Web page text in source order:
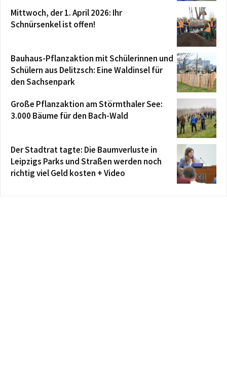
Mittwoch, der 1. April 2026: Ihr
Schnürsenkel ist offen!
Bauhaus-Pflanzaktion mit Schülerinnen und
Schülern aus Delitzsch: Eine Waldinsel für
den Sachsenpark
Große Pflanzaktion am Störmthaler See:
3.000 Bäume für den Bach-Wald
Der Stadtrat tagte: Die Baumverluste in
Leipzigs Parks und Straßen werden noch
richtig viel Geld kosten + Video